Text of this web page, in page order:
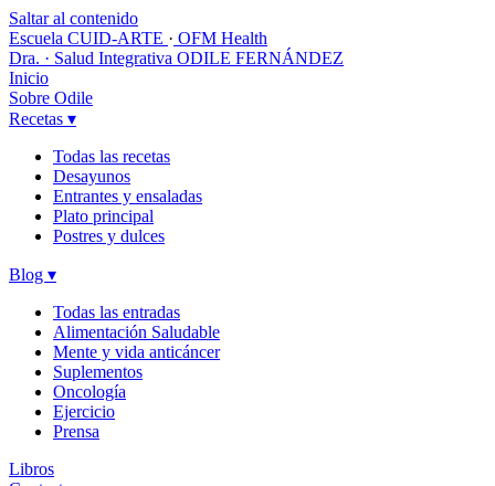
Saltar al contenido
Escuela CUID-ARTE · OFM Health
Dra. · Salud Integrativa ODILE FERNÁNDEZ
Inicio
Sobre Odile
Recetas ▾
Todas las recetas
Desayunos
Entrantes y ensaladas
Plato principal
Postres y dulces
Blog ▾
Todas las entradas
Alimentación Saludable
Mente y vida anticáncer
Suplementos
Oncología
Ejercicio
Prensa
Libros